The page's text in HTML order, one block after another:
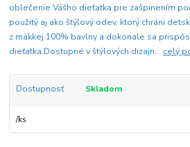
oblečenie Vášho dieťatka pre zašpinením
použitý aj ako štýlový odev, ktorý chráni
z mäkkej 100% bavlny a dokonale sa
dieťatka.Dostupné v štýlových dizajn... celý
Dostupnosť Skladom
/ks